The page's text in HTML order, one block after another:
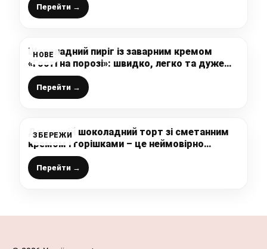
Перейти →
НОВЕ
Шоколадний пиріг із заварним кремом
«Гості на порозі»: швидко, легко та дуже
смачно (кращий рецепт на мій погляд)
Перейти →
ЗБЕРЕЖИ
Домашній шоколадний торт зі сметанним
кремом і горішками – це неймовірно
смачно, до того ж, дуже просто готується
Перейти →